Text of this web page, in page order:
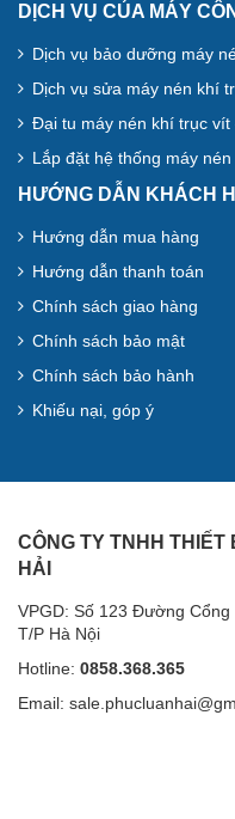
DỊCH VỤ CỦA MÁY
Dịch vụ bảo dưỡng máy
Dịch vụ sửa máy nén khí
Đại tu máy nén khí trục
Lắp đặt hệ thống máy
HƯỚNG DẪN KHÁCH
Hướng dẫn mua hàng
Hướng dẫn thanh toán
Chính sách giao hàng
Chính sách bảo mật
Chính sách bảo hành
Khiếu nại, góp ý
CÔNG TY TNHH THIẾT
HẢI
VPGD: Số 123 Đường Cổng
T/P Hà Nội
Hotline: 0858.368.365
Email: